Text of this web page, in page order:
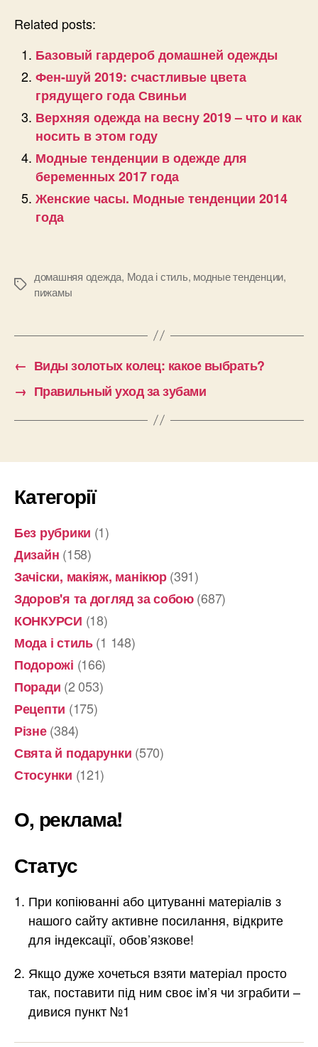
Related posts:
Базовый гардероб домашней одежды
Фен-шуй 2019: счастливые цвета
грядущего года Свиньи
Верхняя одежда на весну 2019 – что и как
носить в этом году
Модные тенденции в одежде для
беременных 2017 года
Женские часы. Модные тенденции 2014
года
Позначки
домашняя одежда, Мода і стиль, модные тенденции,
пижамы
← Виды золотых колец: какое выбрать?
→ Правильный уход за зубами
Категорії
Без рубрики (1)
Дизайн (158)
Зачіски, макіяж, манікюр(391)
Здоров'я та догляд за собою(687)
КОНКУРСИ (18)
Мода і стиль(1 148)
Подорожі (166)
Поради (2 053)
Рецепти (175)
Різне(384)
Свята й подарунки (570)
Стосунки (121)
О, реклама!
Статус
При копіюванні або цитуванні матеріалів з
нашого сайту активне посилання, відкрите
для індексації, обов’язкове!
Якщо дуже хочеться взяти матеріал просто
так, поставити під ним своє ім’я чи зграбити –
дивися пункт №1